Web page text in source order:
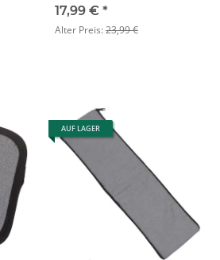
Kinderwagen
17,99 € *
Alter Preis:23,99 €
AUF LAGER